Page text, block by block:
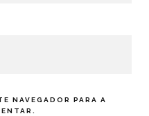
NAVEGADOR PARA A